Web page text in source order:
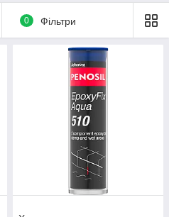
0 Фільтри